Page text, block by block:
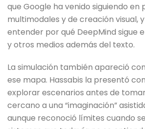
que Google ha venido siguiendo en
multimodales y de creación visual,
entender por qué DeepMind sigue
y otros medios además del texto.
La simulación también apareció
ese mapa. Hassabis la presentó
explorar escenarios antes de
cercano a una “imaginación”
aunque reconoció límites cuando